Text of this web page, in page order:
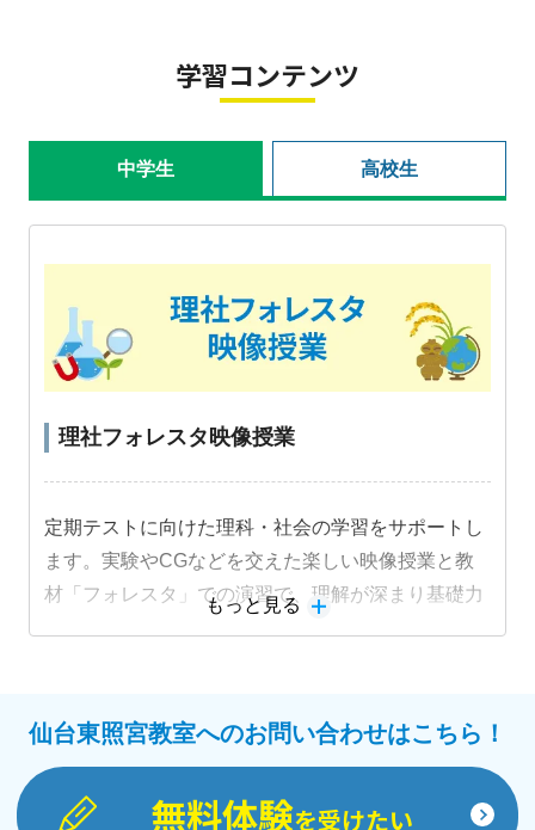
学習コンテンツ
中学生 高校生
理社フォレスタ映像授業
定期テストに向けた理科・社会の学習をサポートし
ます。実験やCGなどを交えた楽しい映像授業と教
材「フォレスタ」での演習で、理解が深まり基礎力
もっと見る
仙台東照宮教室へのお問い合わせはこちら！
無料体験を受けたい